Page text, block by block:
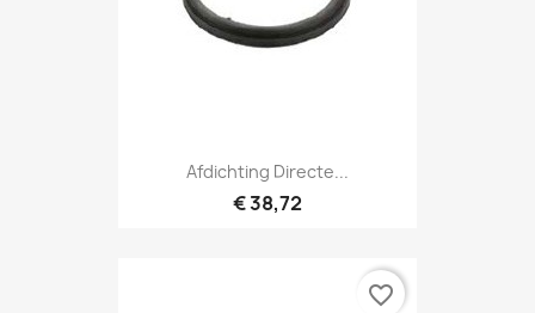
Afdichting Directe...
€ 38,72
favorite_border